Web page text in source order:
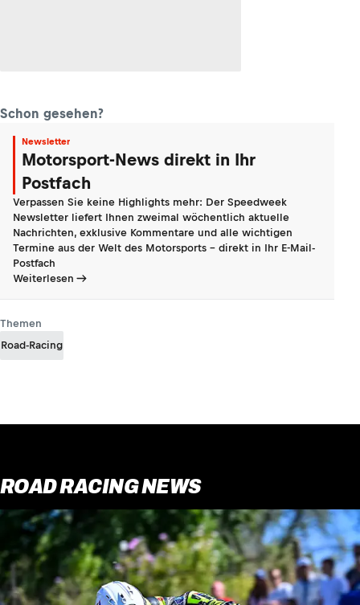
Schon gesehen?
Newsletter
Motorsport-News direkt in Ihr
Postfach
Verpassen Sie keine Highlights mehr: Der Speedweek
Newsletter liefert Ihnen zweimal wöchentlich aktuelle
Nachrichten, exklusive Kommentare und alle wichtigen
Termine aus der Welt des Motorsports - direkt in Ihr E-Mail-
Postfach
Weiterlesen
Themen
Road-Racing
ROAD RACING NEWS